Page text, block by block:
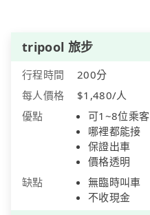
tripool 旅步
行程時間
200分
每人價格
$1,480/人
優點
可1~8位乘客
哪裡都能接
保證出車
價格透明
缺點
無臨時叫車
不收現金